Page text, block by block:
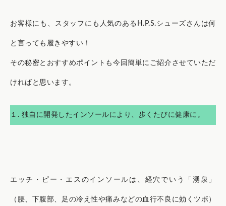
お客様にも、スタッフにも人気のあるH.P.S.シューズさんは何
と言っても履きやすい！
その秘密とおすすめポイントも今回簡単にご紹介させていただ
ければと思います。
１. 独自に開発したインソールにより、歩くたびに健康に。
エッチ・ピー・エスのインソールは、経穴でいう「湧泉」
（腰、下腹部、足の冷え性や痛みなどの血行不良に効くツボ）